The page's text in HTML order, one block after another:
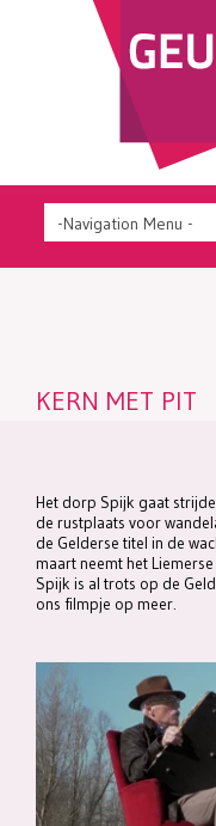
KERN MET PIT
Het dorp Spijk gaat
de rustplaats voor
de Gelderse titel in de
maart neemt het
Spijk is al trots op de
ons filmpje op meer.